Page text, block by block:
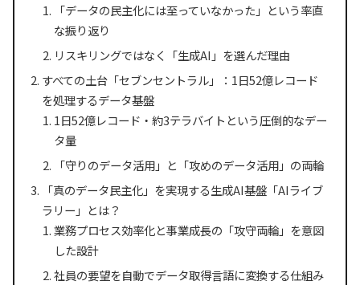
「データの民主化には至っていなかった」という率直
な振り返り
リスキリングではなく「生成AI」を選んだ理由
すべての土台「セブンセントラル」：1日52億レコード
を処理するデータ基盤
1日52億レコード・約3テラバイトという圧倒的なデー
タ量
「守りのデータ活用」と「攻めのデータ活用」の両輪
「真のデータ民主化」を実現する生成AI基盤「AIライブ
ラリー」とは？
業務プロセス効率化と事業成長の「攻守両輪」を意図
した設計
社員の要望を自動でデータ取得言語に変換する仕組み